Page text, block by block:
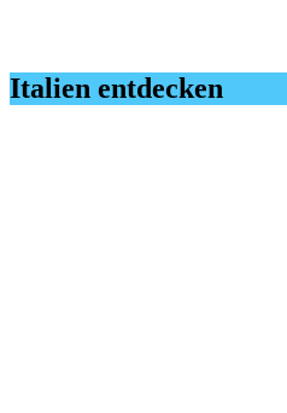
Italien entdecken